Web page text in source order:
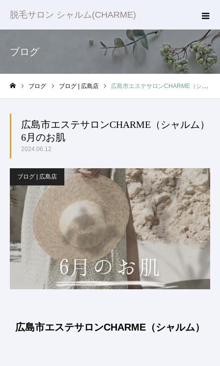
脱毛サロン シャルム(CHARME)
ブログ
ブログ ブログ | 広島店 広島市エステサロンCHARME（シャルム）6月のお肌
広島市エステサロンCHARME（シャルム）
6月のお肌
2024.06.12
ブログ | 広島店
広島市エステサロンCHARME（シャルム）